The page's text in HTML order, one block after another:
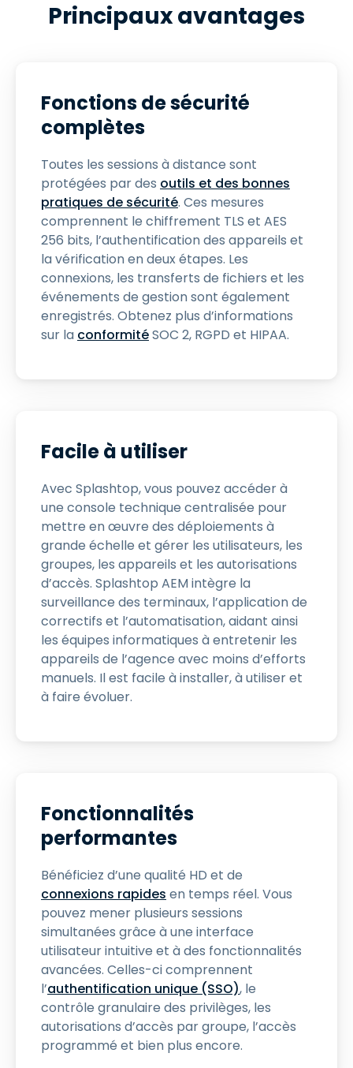
Principaux avantages
Fonctions de sécurité
complètes
Toutes les sessions à distance sont
protégées par des outils et des bonnes
pratiques de sécurité. Ces mesures
comprennent le chiffrement TLS et AES
256 bits, l’authentification des appareils et
la vérification en deux étapes. Les
connexions, les transferts de fichiers et les
événements de gestion sont également
enregistrés. Obtenez plus d’informations
sur la conformitéSOC 2, RGPD et HIPAA.
Facile à utiliser
Avec Splashtop, vous pouvez accéder à
une console technique centralisée pour
mettre en œuvre des déploiements à
grande échelle et gérer les utilisateurs, les
groupes, les appareils et les autorisations
d’accès. Splashtop AEM intègre la
surveillance des terminaux, l’application de
correctifs et l’automatisation, aidant ainsi
les équipes informatiques à entretenir les
appareils de l’agence avec moins d’efforts
manuels. Il est facile à installer, à utiliser et
à faire évoluer.
Fonctionnalités
performantes
Bénéficiez d’une qualité HD et de
connexions rapides en temps réel. Vous
pouvez mener plusieurs sessions
simultanées grâce à une interface
utilisateur intuitive et à des fonctionnalités
avancées. Celles-ci comprennent
l’authentification unique (SSO), le
contrôle granulaire des privilèges, les
autorisations d’accès par groupe, l’accès
programmé et bien plus encore.